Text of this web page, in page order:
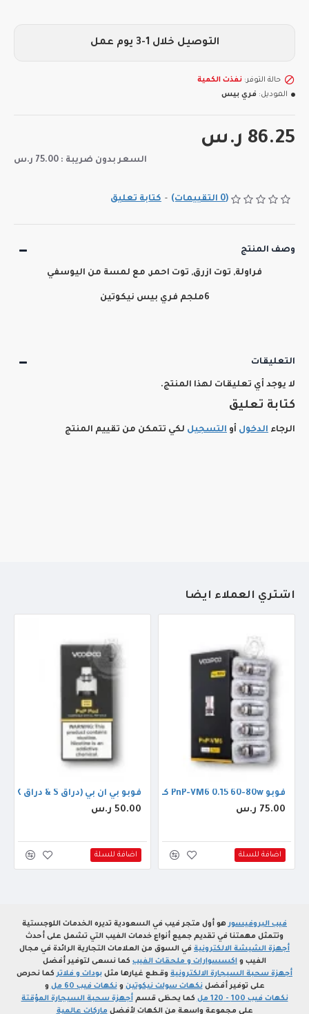
(0 التقييمات) - كتابة تعليق
86.25 ر.س
السعر بدون ضريبة : 75.00 ر.س
حالة التوفر: نفذت الكمية
الموديل: فري بيس
التوصيل خلال 1-3 يوم عمل
وصف المنتج
فراولة, توت ازرق, توت احمر, مع لمسة من اليوسفي
6ملجم فري بيس نيكوتين
التعليقات
لا يوجد أي تعليقات لهذا المنتج.
كتابة تعليق
الرجاء الدخول أو التسجيل لكي تتمكن من تقييم المنتج
أشتري العملاء أيضاً
بينك بانثر اوريجنال 60مل 3ملجم
فوبو PnP-VM6 0.15 60-80w كويل
75.00 ر.س
اضافة للسلة
فوبو بي ان بي (دراق S & دراق X)
50.00 ر.س
اضافة للسلة
فيب البروفيسورهو أول متجر فيب في السعودية تديره الخدمات اللوجستية
وتتمثل مهمتنا في تقديم جميع أنواع خدمات الفيب التي تشمل على أحدث
أجهزة الشيشة الالكترونية في السوق من العلامات التجارية الرائدة في مجال
الفيب و اكسسوارات و ملحقات الفيب كما نسعى لتوفير أفضل
أجهزة سحبة السيجارة الالكترونية وقطع غيارها مثل بودات و فلاتركما نحرص
على توفير أفضلنكهات سولت نيكوتين ونكهات فيب 60 مل
و
نكهات فيب 100 - 120 مل
كما يحظى قسمأجهزة سحبة السيجارة المؤقتة
على مجموعة واسعة من الكهات لأفضل ماركات عالمية